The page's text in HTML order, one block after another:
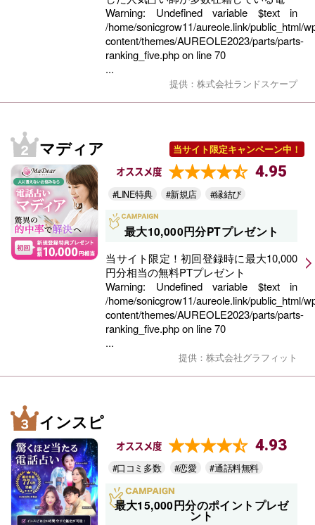
Warning: Undefined variable $text in
/home/sonicgrow11/aureole.link/public_html/
content/themes/AUREOLE2023/parts/parts-
ranking_five.phpon line70
...
提供：株式会社ランドスケープ
マディア 当サイト限定キャンペーン中！
オススメ度 4.95
#LINE特典 #新規店 #縁結び
最大10,000円分PTプレゼント
当サイト限定！初回登録時に最大10,000
円分相当の無料PTプレゼント
Warning: Undefined variable $text in
/home/sonicgrow11/aureole.link/public_html/
content/themes/AUREOLE2023/parts/parts-
ranking_five.phpon line70
...
提供：株式会社グラフィット
インスピ
オススメ度 4.93
#口コミ多数 #恋愛 #通話料無料
最大15,000円分のポイントプレゼ
ント